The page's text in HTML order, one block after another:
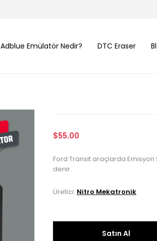
Adblue Emülatör Nedir? DTC Eraser
$55.00
Ford Transit araçlarda
denir.
Üretici: Nitro Mekatronik
Satın Al